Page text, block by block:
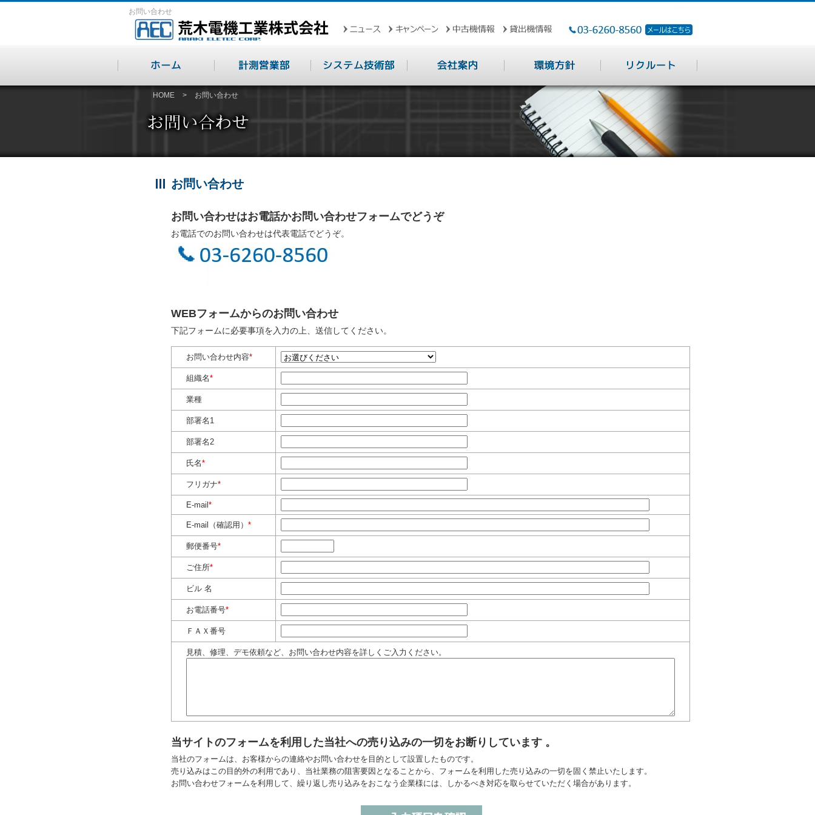
お問い合わせ
HOME > お問い合わせ
お問い合わせ
お問い合わせはお電話かお問い合わせフォームでどうぞ
お電話でのお問い合わせは代表電話でどうぞ。
WEBフォームからのお問い合わせ
下記フォームに必要事項を入力の上、送信してください。
お問い合わせ内容*
組織名*
業種
部署名1
部署名2
氏名*
フリガナ*
E-mail *
E-mail（確認用） *
郵便番号*
ご住所*
ビル 名
お電話番号*
ＦＡＸ番号
見積、修理、デモ依頼など、お問い合わせ内容を詳しくご入力ください。
当サイトのフォームを利用した当社への売り込みの一切をお断りしています 。
当社のフォームは、お客様からの連絡やお問い合わせを目的として設置したものです。
売り込みはこの目的外の利用であり、当社業務の阻害要因となることから、フォームを利用した売り込みの一切を固く禁止いたします。
お問い合わせフォームを利用して、繰り返し売り込みをおこなう企業様には、しかるべき対応を取らせていただく場合があります。